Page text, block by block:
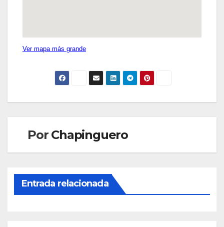
Ver mapa más grande
Por Chapinguero
Entrada relacionada